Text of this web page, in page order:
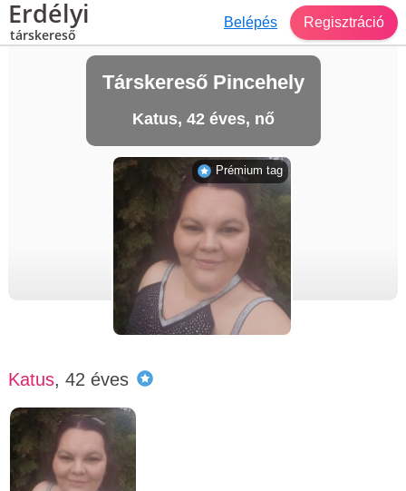
Erdélyi
társkereső
Belépés Regisztráció
Társkereső Pincehely
Katus, 42 éves, nő
Katus, 42 éves
Prémium tag